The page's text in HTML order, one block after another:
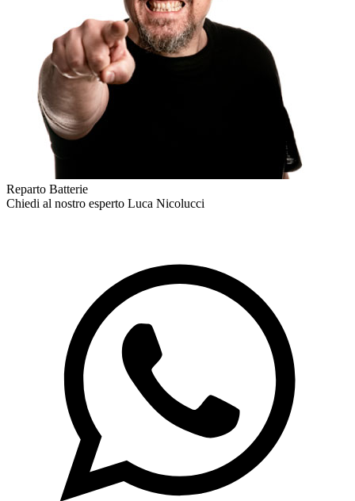
Reparto Batterie
Chiedi al nostro esperto Luca Nicolucci